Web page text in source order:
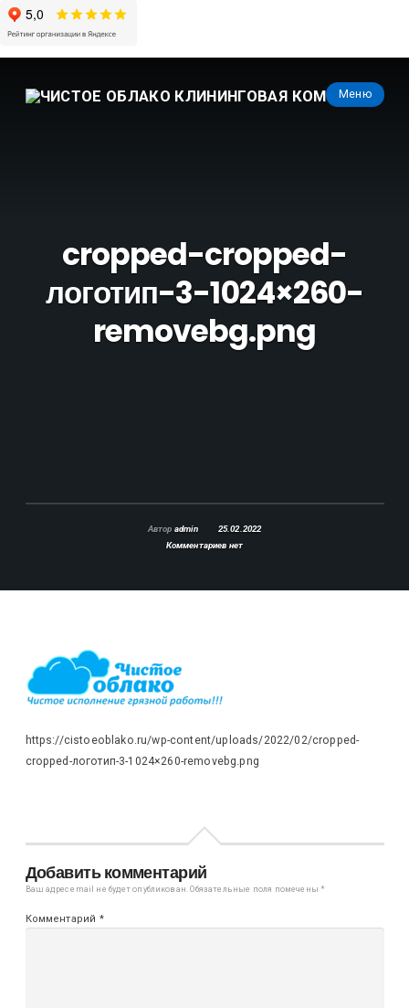
Меню
cropped-cropped-
логотип-3-1024×260-
removebg.png
Автор admin
25.02.2022
Комментариев нет
https://cistoeoblako.ru/wp-content/uploads/2022/02/cropped-
cropped-логотип-3-1024×260-removebg.png
Добавить комментарий
Ваш адрес email не будет опубликован. Обязательные поля помечены*
Комментарий *